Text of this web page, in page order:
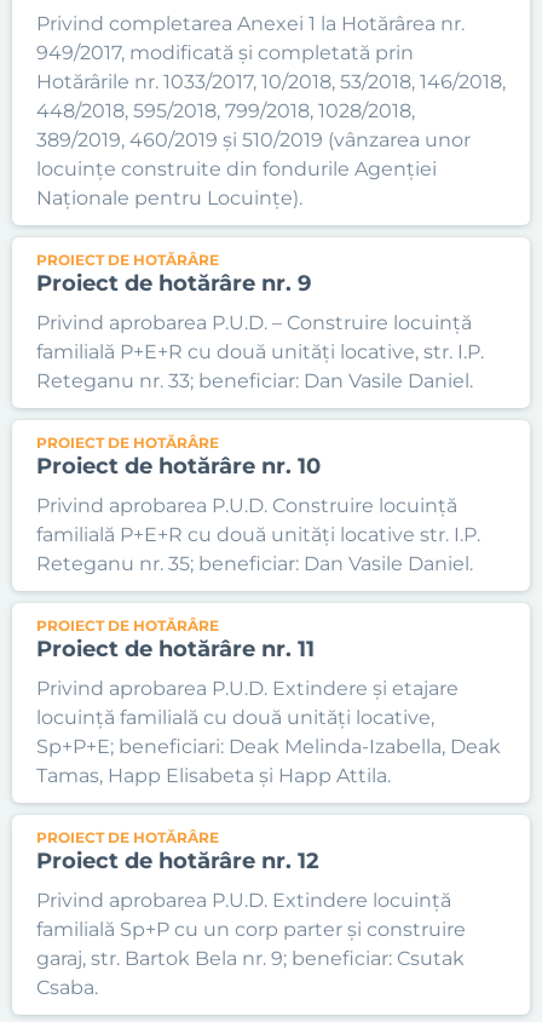
Privind completarea Anexei 1 la Hotărârea nr.
949/2017, modificată și completată prin
Hotărârile nr. 1033/2017, 10/2018, 53/2018, 146/2018,
448/2018, 595/2018, 799/2018, 1028/2018,
389/2019, 460/2019 și 510/2019 (vânzarea unor
locuințe construite din fondurile Agenției
Naționale pentru Locuințe).
PROIECT DE HOTĂRÂRE
Proiect de hotărâre nr. 9
Privind aprobarea P.U.D. – Construire locuință
familială P+E+R cu două unități locative, str. I.P.
Reteganu nr. 33; beneficiar: Dan Vasile Daniel.
PROIECT DE HOTĂRÂRE
Proiect de hotărâre nr. 10
Privind aprobarea P.U.D. Construire locuință
familială P+E+R cu două unități locative str. I.P.
Reteganu nr. 35; beneficiar: Dan Vasile Daniel.
PROIECT DE HOTĂRÂRE
Proiect de hotărâre nr. 11
Privind aprobarea P.U.D. Extindere și etajare
locuință familială cu două unități locative,
Sp+P+E; beneficiari: Deak Melinda-Izabella, Deak
Tamas, Happ Elisabeta și Happ Attila.
PROIECT DE HOTĂRÂRE
Proiect de hotărâre nr. 12
Privind aprobarea P.U.D. Extindere locuință
familială Sp+P cu un corp parter și construire
garaj, str. Bartok Bela nr. 9; beneficiar: Csutak
Csaba.